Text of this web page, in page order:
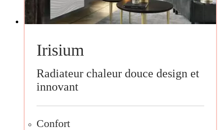
Irisium
Radiateur chaleur douce design et
innovant
Confort